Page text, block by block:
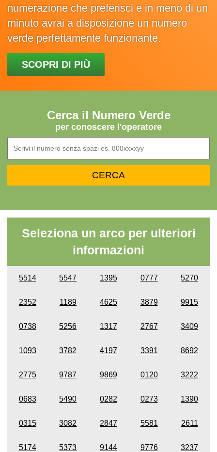
numerazione che preferisci e in meno di un
minuto avrai a disposizione un numero
verde perfettamente funzionante.
SCOPRI DI PIÙ
Cerca il Numero Verde
per conoscere l'operatore
Seleziona un arco per ulteriori
informazioni
5514 5547 1395 0777 5270
2352 1189 4625 3879 9915
0738 5256 1317 2767 3409
1093 3782 4197 3391 8692
2775 9787 9869 0120 3222
0683 5490 0282 0273 1390
0315 3082 2847 5581 2611
5174 5373 9144 9776 3237